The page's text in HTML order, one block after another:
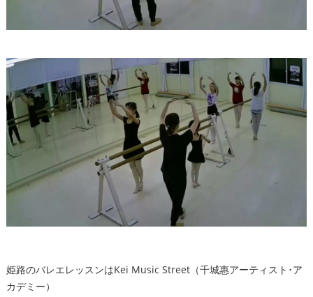
姫路のバレエレッスンはKei Music Street（千城惠アーティスト･ア
カデミー）